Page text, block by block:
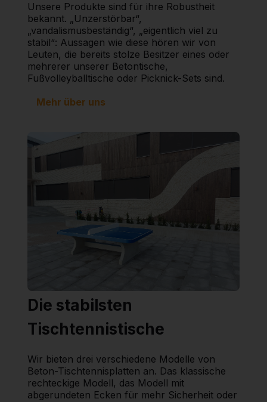
Unsere Produkte sind für ihre Robustheit
bekannt. „Unzerstörbar“,
„vandalismusbeständig“, „eigentlich viel zu
stabil“: Aussagen wie diese hören wir von
Leuten, die bereits stolze Besitzer eines oder
mehrerer unserer Betontische,
Fußvolleyballtische oder Picknick-Sets sind.
Mehr über uns
Die stabilsten
Tischtennistische
Wir bieten drei verschiedene Modelle von
Beton-Tischtennisplatten an. Das klassische
rechteckige Modell, das Modell mit
abgerundeten Ecken für mehr Sicherheit oder